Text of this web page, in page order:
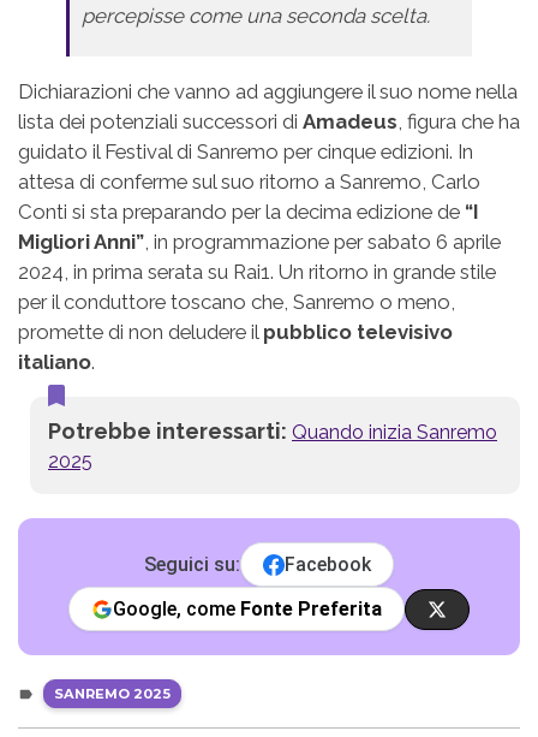
percepisse come una seconda scelta.
Dichiarazioni che vanno ad aggiungere il suo nome nella
lista dei potenziali successori di Amadeus, figura che ha
guidato il Festival di Sanremo per cinque edizioni. In
attesa di conferme sul suo ritorno a Sanremo, Carlo
Conti si sta preparando per la decima edizione de “I
Migliori Anni”, in programmazione per sabato 6 aprile
2024, in prima serata su Rai1. Un ritorno in grande stile
per il conduttore toscano che, Sanremo o meno,
promette di non deludere il pubblico televisivo
italiano.
Potrebbe interessarti: Quando inizia Sanremo
2025
Seguici su:
Facebook
Google, come Fonte Preferita
SANREMO 2025